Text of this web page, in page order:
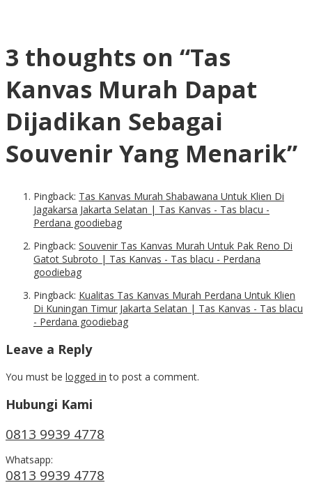
3 thoughts on “Tas
Kanvas Murah Dapat
Dijadikan Sebagai
Souvenir Yang Menarik”
Pingback: Tas Kanvas Murah Shabawana Untuk Klien Di
Jagakarsa Jakarta Selatan | Tas Kanvas - Tas blacu -
Perdana goodiebag
Pingback: Souvenir Tas Kanvas Murah Untuk Pak Reno Di
Gatot Subroto | Tas Kanvas - Tas blacu - Perdana
goodiebag
Pingback: Kualitas Tas Kanvas Murah Perdana Untuk Klien
Di Kuningan Timur Jakarta Selatan | Tas Kanvas - Tas blacu
- Perdana goodiebag
Leave a Reply
You must be logged in to post a comment.
Hubungi Kami
0813 9939 4778
Whatsapp:
0813 9939 4778